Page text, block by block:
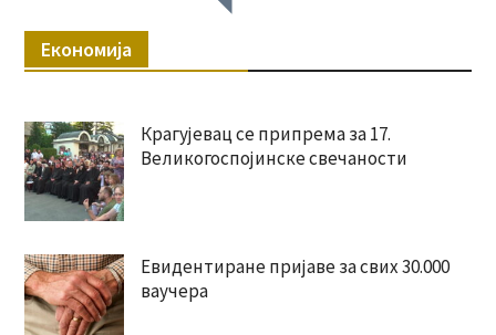
Економија
Крагујевац се припрема за 17.
Великогоспојинске свечаности
Евидентиране пријаве за свих 30.000
ваучера